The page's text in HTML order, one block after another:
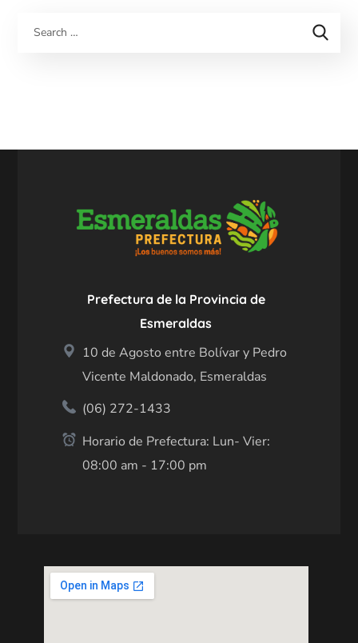
Prefectura de la Provincia de
Esmeraldas
10 de Agosto entre Bolívar y Pedro
Vicente Maldonado, Esmeraldas
(06) 272-1433
Horario de Prefectura: Lun- Vier:
08:00 am - 17:00 pm